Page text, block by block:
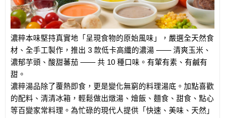
濃粹本味堅持真實地「呈現食物的原始風味」，嚴選全天然食
材、全手工製作，推出 3 款低卡高纖的濃湯 —— 清爽玉米、
濃郁芋頭、酸甜蕃茄 —— 共 10 種口味。有葷有素、有鹹有
甜。
濃粹湯品除了覆熱即食，更是變化無窮的料理湯底。加點喜歡
的配料、清清冰箱，輕鬆做出燉湯、燴飯、麵食、甜食、點心
等百變家常料理。為忙碌的現代人提供「快速、美味、天然」